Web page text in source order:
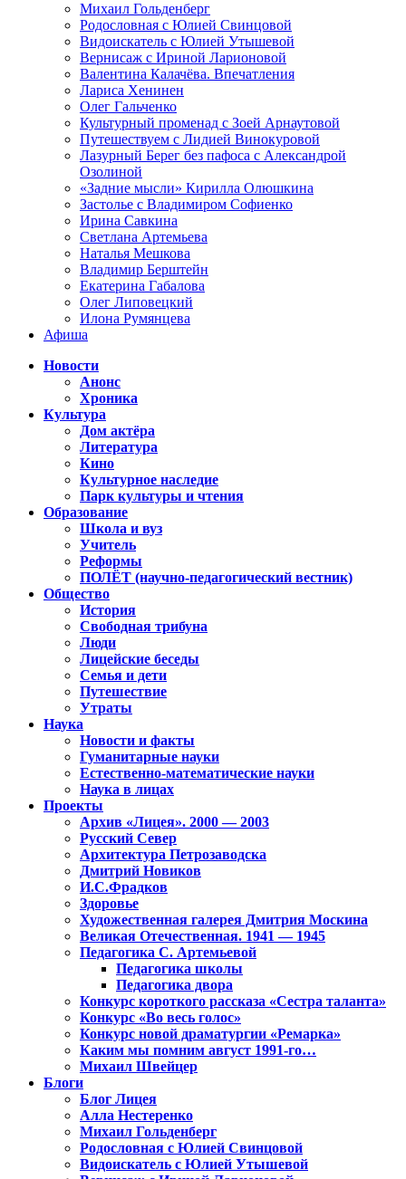
Михаил Гольденберг
Родословная с Юлией Свинцовой
Видоискатель с Юлией Утышевой
Вернисаж с Ириной Ларионовой
Валентина Калачёва. Впечатления
Лариса Хенинен
Олег Гальченко
Культурный променад с Зоей Арнаутовой
Путешествуем с Лидией Винокуровой
Лазурный Берег без пафоса с Александрой
Озолиной
«Задние мысли» Кирилла Олюшкина
Застолье с Владимиром Софиенко
Ирина Савкина
Светлана Артемьева
Наталья Мешкова
Владимир Берштейн
Екатерина Габалова
Олег Липовецкий
Илона Румянцева
Афиша
Новости
Анонс
Хроника
Культура
Дом актёра
Литература
Кино
Культурное наследие
Парк культуры и чтения
Образование
Школа и вуз
Учитель
Реформы
ПОЛЁТ (научно-педагогический вестник)
Общество
История
Свободная трибуна
Люди
Лицейские беседы
Семья и дети
Путешествие
Утраты
Наука
Новости и факты
Гуманитарные науки
Естественно-математические науки
Наука в лицах
Проекты
Архив «Лицея». 2000 — 2003
Русский Север
Архитектура Петрозаводска
Дмитрий Новиков
И.С.Фрадков
Здоровье
Художественная галерея Дмитрия Москина
Великая Отечественная. 1941 — 1945
Педагогика С. Артемьевой
Педагогика школы
Педагогика двора
Конкурс короткого рассказа «Сестра таланта»
Конкурс «Во весь голос»
Конкурс новой драматургии «Ремарка»
Каким мы помним август 1991-го…
Михаил Швейцер
Блоги
Блог Лицея
Алла Нестеренко
Михаил Гольденберг
Родословная с Юлией Свинцовой
Видоискатель с Юлией Утышевой